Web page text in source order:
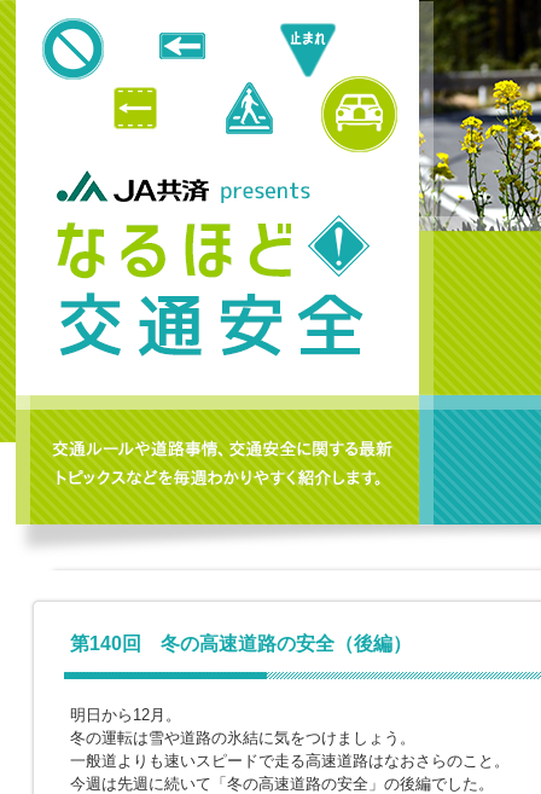
第140回 冬の高速道路の安全（後編）
明日から12月。
冬の運転は雪や道路の氷結に気をつけましょう。
一般道よりも速いスピードで走る高速道路はなおさらのこと。
今週は先週に続いて「冬の高速道路の安全」の後編でした。